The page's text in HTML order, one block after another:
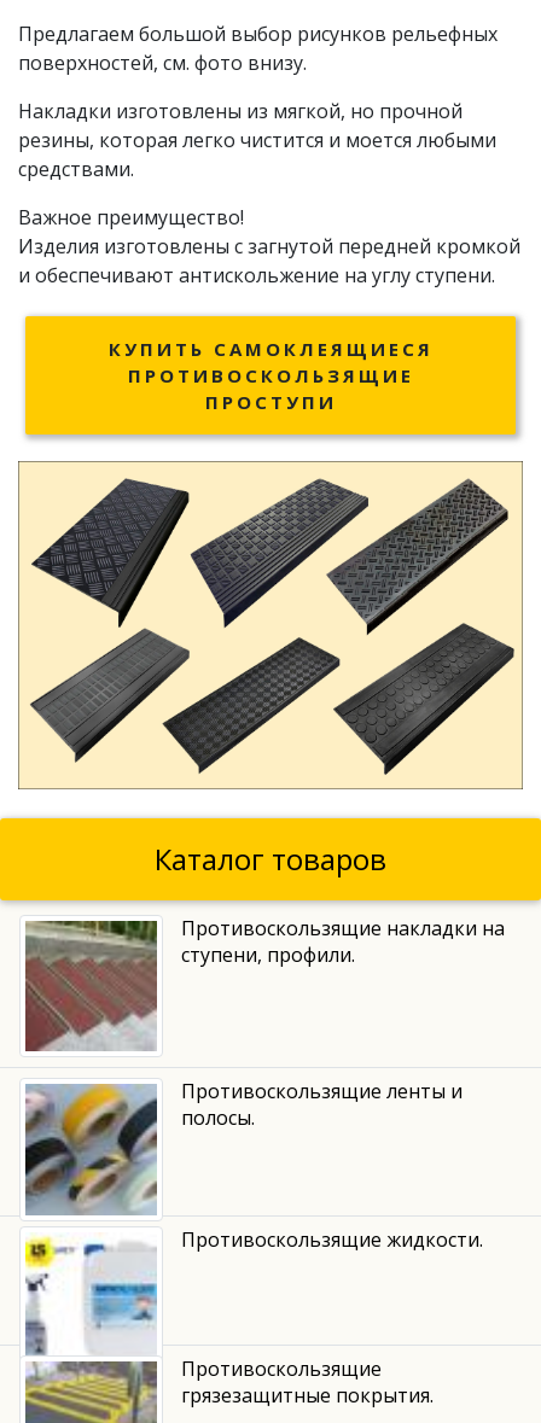
Предлагаем большой выбор рисунков рельефных
поверхностей, см. фото внизу.
Накладки изготовлены из мягкой, но прочной
резины, которая легко чистится и моется любыми
средствами.
Важное преимущество!
Изделия изготовлены с загнутой передней кромкой
и обеспечивают антискольжение на углу ступени.
КУПИТЬ САМОКЛЕЯЩИЕСЯ
ПРОТИВОСКОЛЬЗЯЩИЕ
ПРОСТУПИ
Каталог товаров
Противоскользящие накладки на
ступени, профили.
Противоскользящие ленты и
полосы.
Противоскользящие жидкости.
Противоскользящие
грязезащитные покрытия.